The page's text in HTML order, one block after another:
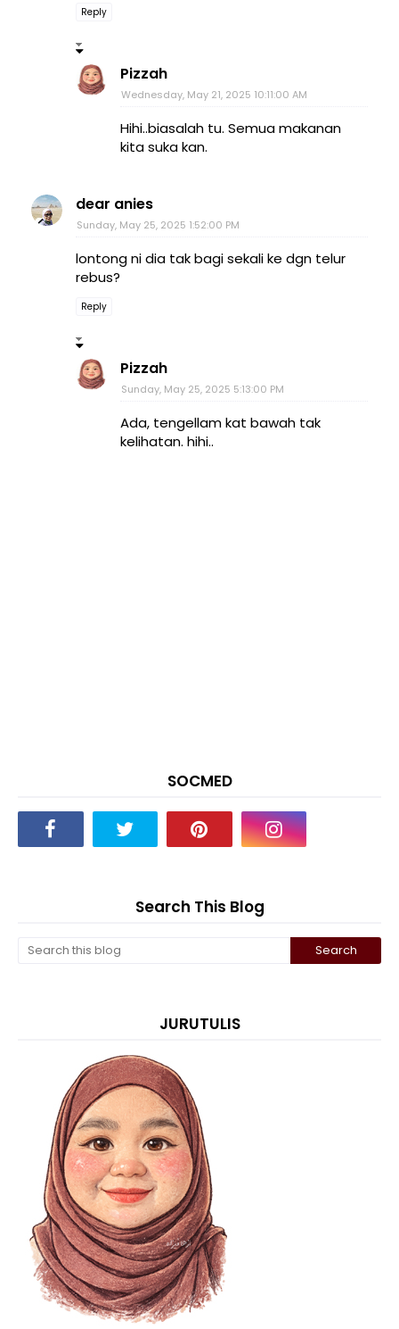
Reply
Pizzah
Wednesday, May 21, 2025 10:11:00 AM
Hihi..biasalah tu. Semua makanan
kita suka kan.
dear anies
Sunday, May 25, 2025 1:52:00 PM
lontong ni dia tak bagi sekali ke dgn telur
rebus?
Reply
Pizzah
Sunday, May 25, 2025 5:13:00 PM
Ada, tengellam kat bawah tak
kelihatan. hihi..
SOCMED
Search This Blog
JURUTULIS